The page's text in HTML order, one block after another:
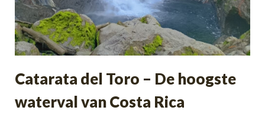
Catarata del Toro – De hoogste
waterval van Costa Rica